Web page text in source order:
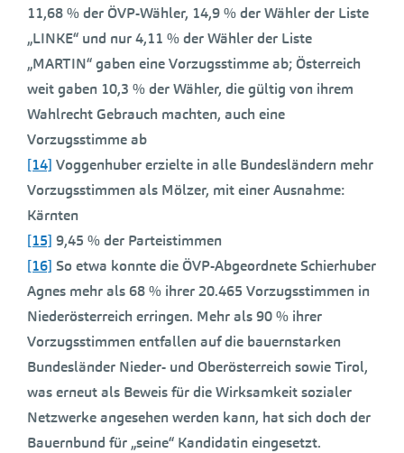
11,68 % der ÖVP-Wähler, 14,9 % der Wähler der Liste
„LINKE“ und nur 4,11 % der Wähler der Liste
„MARTIN“ gaben eine Vorzugsstimme ab; Österreich
weit gaben 10,3 % der Wähler, die gültig von ihrem
Wahlrecht Gebrauch machten, auch eine
Vorzugsstimme ab
[14] Voggenhuber erzielte in alle Bundesländern mehr
Vorzugsstimmen als Mölzer, mit einer Ausnahme:
Kärnten
[15] 9,45 % der Parteistimmen
[16] So etwa konnte die ÖVP-Abgeordnete Schierhuber
Agnes mehr als 68 % ihrer 20.465 Vorzugsstimmen in
Niederösterreich erringen. Mehr als 90 % ihrer
Vorzugsstimmen entfallen auf die bauernstarken
Bundesländer Nieder- und Oberösterreich sowie Tirol,
was erneut als Beweis für die Wirksamkeit sozialer
Netzwerke angesehen werden kann, hat sich doch der
Bauernbund für „seine“ Kandidatin eingesetzt.